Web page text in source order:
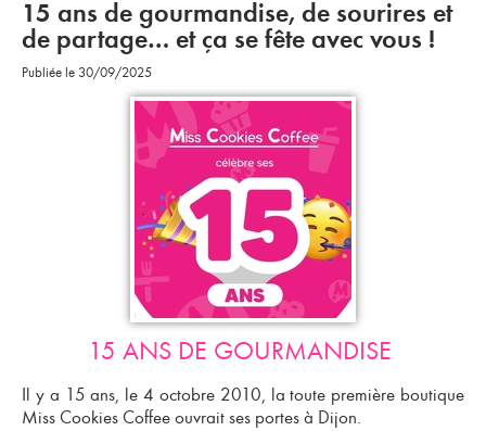
15 ans de gourmandise, de sourires et
de partage… et ça se fête avec vous !
Publiée le 30/09/2025
15 ANS DE GOURMANDISE
Il y a 15 ans, le 4 octobre 2010, la toute première boutique
Miss Cookies Coffee ouvrait ses portes à Dijon.